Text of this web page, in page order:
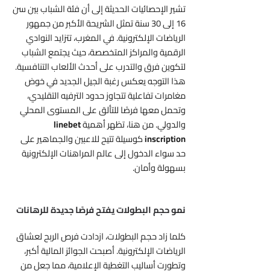
تشير الإحصائيات الحديثة إلى أن فئة الشباب بين سن
16 إلى 30 سنة تمثل الشريحة الأكبر من جمهور
الرياضات الإلكترونية. في المغرب، تتزايد النوادي
الرقمية والمراكز المتخصصة، حيث يجتمع الشباب
لتكوين فرق والتدرب على أحدث الألعاب التنافسية.
هذا التوجه يعكس رغبة الجيل الجديد في خوض
مغامرات تفاعلية تتجاوز حدود الترفيه التقليدي،
وتحمل معها فرصًا للتألق على المستوى المحلي
والدولي. من هنا، تظهر أهميةlinebet
inscriptionكوسيلة تتيح للاعبين والجماهير على
حد سواء الدخول إلى عالم المراهنات الإلكترونية
بسهولة وأمان.
نمو حجم البطولات يفتح فرصًا جديدة للرهانات
كلما زاد حجم البطولات، ازدادت فرص الربح لعشاق
الرياضات الإلكترونية. أصبحت الجوائز المالية أكبر،
وتطورت أساليب التغطية الإعلامية، مما جعل من